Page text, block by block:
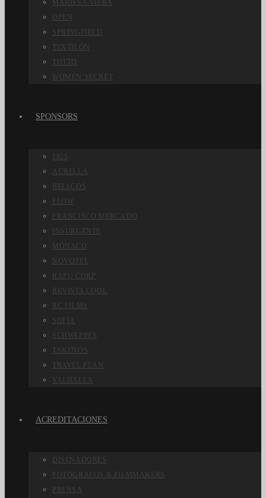
MARISSA VIERA
OPEN
SPRINGFIELD
TEXTILÓN
TOTTO
WOMEN’SECRET
SPONSORS
1825
AURELLA
BELLCOS
FLOW
FRANCISCO MERCADO
INSURGENTE
MÓNACO
NOVOTEL
RAPU CORP
REVISTA COOL
RC FILMS
SOFÍA
SCHWEPPES
TAKENOS
TRAVEL PLAN
VALHALLA
ACREDITACIONES
DISEÑADORES
FOTÓGRAFOS & FILMMAKERS
PRENSA